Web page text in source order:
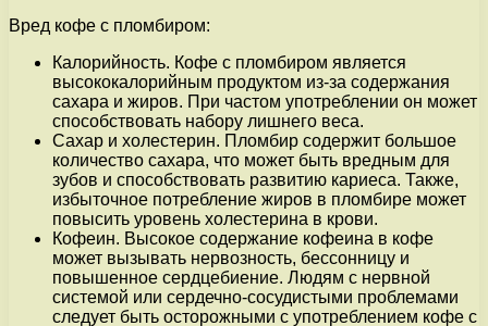
Вред кофе с пломбиром:
Калорийность. Кофе с пломбиром является
высококалорийным продуктом из-за содержания
сахара и жиров. При частом употреблении он может
способствовать набору лишнего веса.
Сахар и холестерин. Пломбир содержит большое
количество сахара, что может быть вредным для
зубов и способствовать развитию кариеса. Также,
избыточное потребление жиров в пломбире может
повысить уровень холестерина в крови.
Кофеин. Высокое содержание кофеина в кофе
может вызывать нервозность, бессонницу и
повышенное сердцебиение. Людям с нервной
системой или сердечно-сосудистыми проблемами
следует быть осторожными с употреблением кофе с